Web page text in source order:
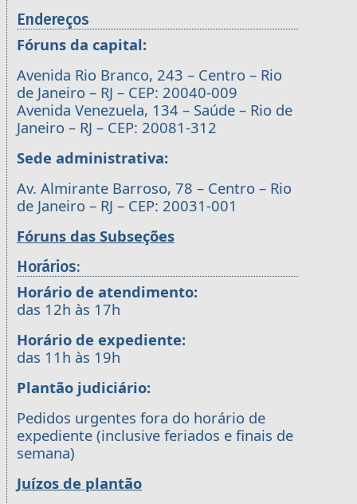
Endereços
Fóruns da capital:
Avenida Rio Branco, 243 – Centro – Rio
de Janeiro – RJ – CEP: 20040-009
Avenida Venezuela, 134 – Saúde – Rio de
Janeiro – RJ – CEP: 20081-312
Sede administrativa:
Av. Almirante Barroso, 78 – Centro – Rio
de Janeiro – RJ – CEP: 20031-001
Fóruns das Subseções
Horários:
Horário de atendimento:
das 12h às 17h
Horário de expediente:
das 11h às 19h
Plantão judiciário:
Pedidos urgentes fora do horário de
expediente (inclusive feriados e finais de
semana)
Juízos de plantão